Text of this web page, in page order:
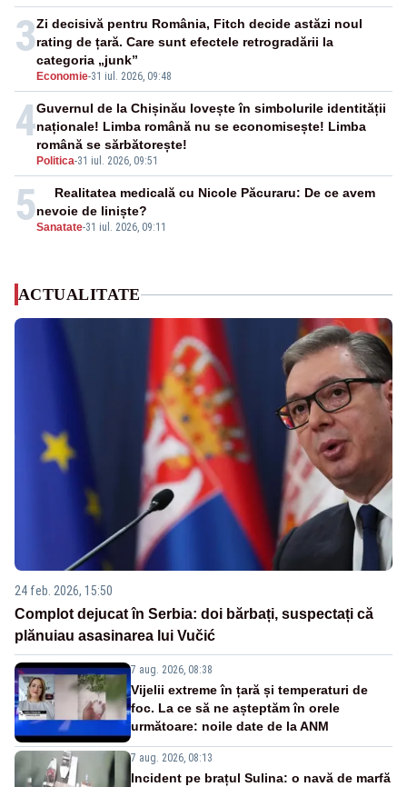
3
Economie-31 iul. 2026, 09:48
Zi decisivă pentru România, Fitch decide astăzi noul
rating de țară. Care sunt efectele retrogradării la
categoria „junk”
4
Politica-31 iul. 2026, 09:51
Guvernul de la Chișinău lovește în simbolurile identității
naționale! Limba română nu se economisește! Limba
română se sărbătorește!
5Sanatate-31 iul. 2026, 09:11
Realitatea medicală cu Nicole Păcuraru: De ce avem
nevoie de liniște?
ACTUALITATE
24 feb. 2026, 15:50
Complot dejucat în Serbia: doi bărbați, suspectați că
plănuiau asasinarea lui Vučić
7 aug. 2026, 08:38
Vijelii extreme în țară și temperaturi de
foc. La ce să ne așteptăm în orele
următoare: noile date de la ANM
7 aug. 2026, 08:13
Incident pe brațul Sulina: o navă de marfă